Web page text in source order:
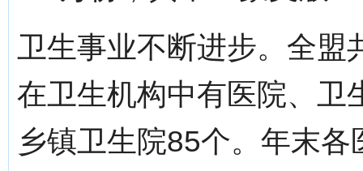
卫生事业不断进步。全
在卫生机构中有医院、卫
乡镇卫生院85个。年末